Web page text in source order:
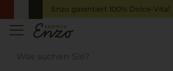
Enzo garantiert 100% Dolce-Vita!